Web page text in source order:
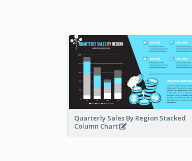
Quarterly Sales By Region Stacked
Column Chart